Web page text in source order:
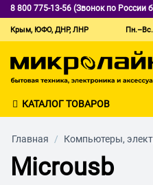
8 800 775-13-56 (Звонок по России
Крым, ЮФО, ДНР, ЛНР
КАТАЛОГ ТОВАРОВ
Главная / Компьютеры,
Microusb